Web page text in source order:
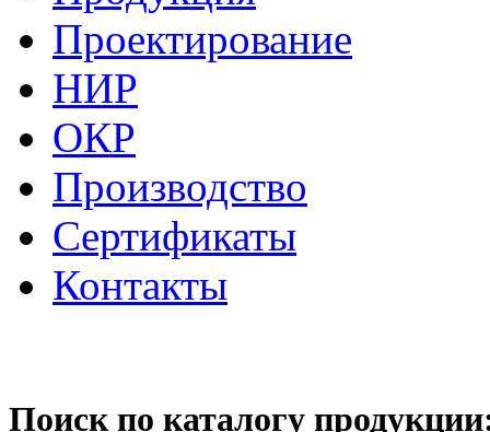
Проектирование
НИР
ОКР
Производство
Сертификаты
Контакты
Поиск по каталогу